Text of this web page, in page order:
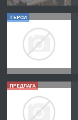
ТЪРСИ
ПРЕДЛАГА